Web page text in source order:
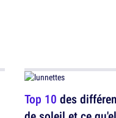
Top 10 des